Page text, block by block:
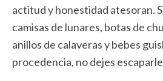
actitud y honestidad atesoran.
camisas de lunares, botas de
anillos de calaveras y bebes
procedencia, no dejes